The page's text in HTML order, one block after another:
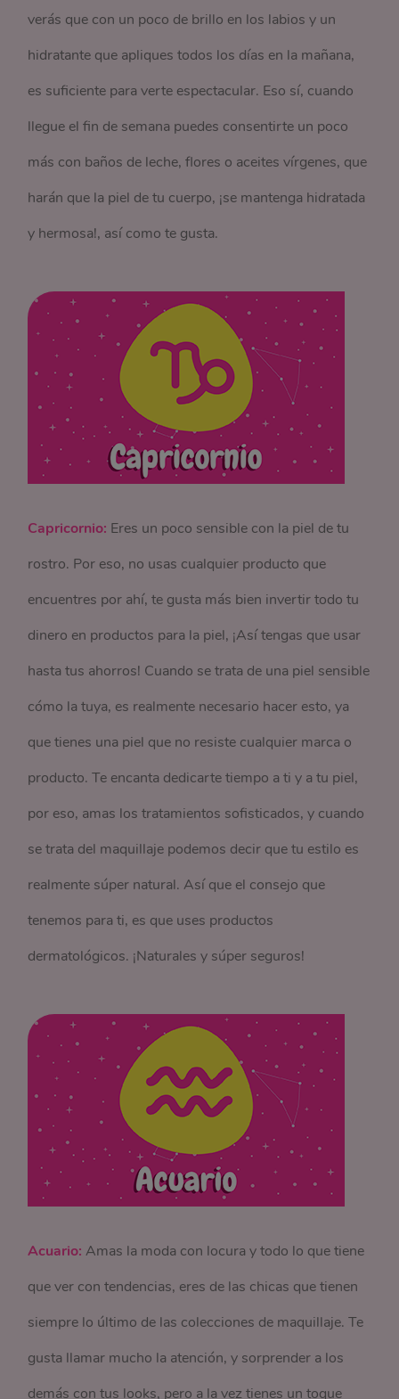
verás que con un poco de brillo en los labios y un
hidratante que apliques todos los días en la mañana,
es suficiente para verte espectacular. Eso sí, cuando
llegue el fin de semana puedes consentirte un poco
más con baños de leche, flores o aceites vírgenes, que
harán que la piel de tu cuerpo, ¡se mantenga hidratada
y hermosa!, así como te gusta.
Capricornio: Eres un poco sensible con la piel de tu
rostro. Por eso, no usas cualquier producto que
encuentres por ahí, te gusta más bien invertir todo tu
dinero en productos para la piel, ¡Así tengas que usar
hasta tus ahorros! Cuando se trata de una piel sensible
cómo la tuya, es realmente necesario hacer esto, ya
que tienes una piel que no resiste cualquier marca o
producto. Te encanta dedicarte tiempo a ti y a tu piel,
por eso, amas los tratamientos sofisticados, y cuando
se trata del maquillaje podemos decir que tu estilo es
realmente súper natural. Así que el consejo que
tenemos para ti, es que uses productos
dermatológicos. ¡Naturales y súper seguros!
Acuario: Amas la moda con locura y todo lo que tiene
que ver con tendencias, eres de las chicas que tienen
siempre lo último de las colecciones de maquillaje. Te
gusta llamar mucho la atención, y sorprender a los
demás con tus looks, pero a la vez tienes un toque